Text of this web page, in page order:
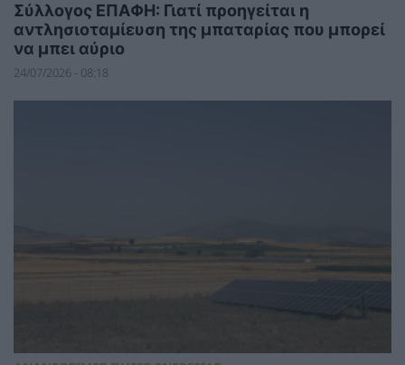
Σύλλογος ΕΠΑΦΗ: Γιατί προηγείται η
αντλησιοταμίευση της μπαταρίας που μπορεί
να μπει αύριο
24/07/2026 - 08:18